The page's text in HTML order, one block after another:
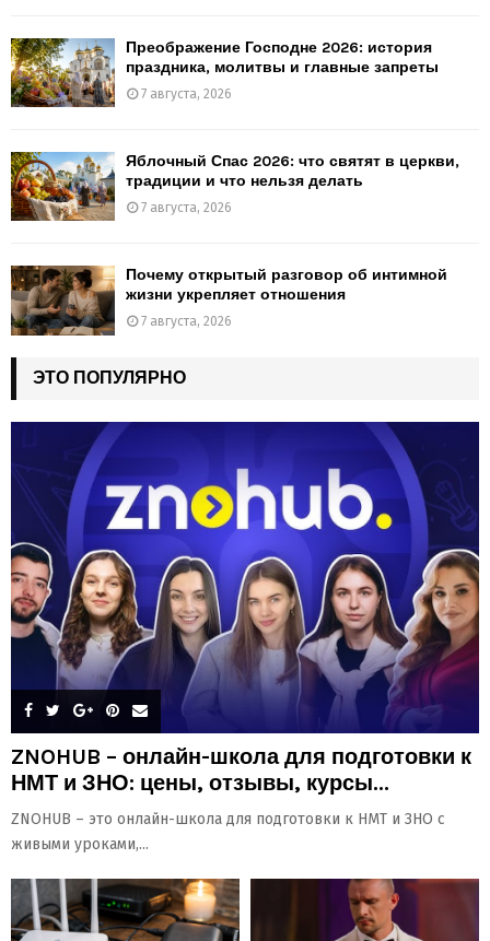
Преображение Господне 2026: история
праздника, молитвы и главные запреты
7 августа, 2026
Яблочный Спас 2026: что святят в церкви,
традиции и что нельзя делать
7 августа, 2026
Почему открытый разговор об интимной
жизни укрепляет отношения
7 августа, 2026
ЭТО ПОПУЛЯРНО
ZNOHUB – онлайн-школа для подготовки к
НМТ и ЗНО: цены, отзывы, курсы...
ZNOHUB – это онлайн-школа для подготовки к НМТ и ЗНО с
живыми уроками,...